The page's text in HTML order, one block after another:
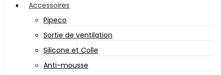
Accessoires
Pipeco
Sortie de ventilation
Silicone et Colle
Anti-mousse